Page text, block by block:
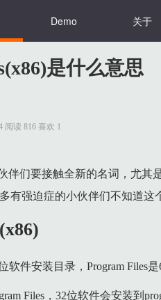
Demo 关于
是什么意思
阅读 816 喜欢 1
伴们要接触全新的名词，尤其
有强迫症的小伙伴们不知道这
软件安装目录，Program Files
Files，32位软件会安装到